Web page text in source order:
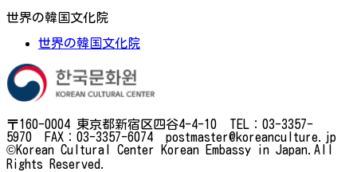
世界の韓国文化院
世界の韓国文化院
〒160-0004 東京都新宿区四谷4-4-10 TEL：03-3357-
5970 FAX：03-3357-6074 postmaster@koreanculture.jp
©Korean Cultural Center Korean Embassy in Japan.All
Rights Reserved.